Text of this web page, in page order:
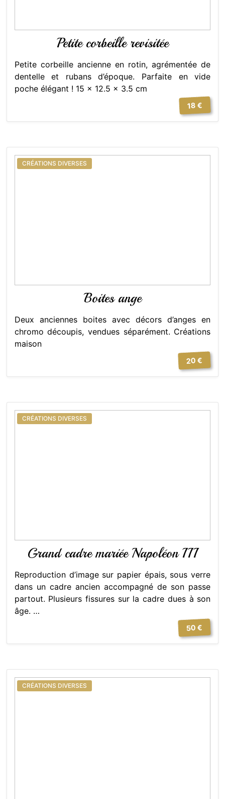
Petite corbeille revisitée
Petite corbeille ancienne en rotin, agrémentée de
dentelle et rubans d’époque. Parfaite en vide
poche élégant ! 15 x 12.5 x 3.5 cm
18 €
CRÉATIONS DIVERSES
Boites ange
Deux anciennes boites avec décors d’anges en
chromo découpis, vendues séparément. Créations
maison
20 €
CRÉATIONS DIVERSES
Grand cadre mariée Napoléon III
Reproduction d’image sur papier épais, sous verre
dans un cadre ancien accompagné de son passe
partout. Plusieurs fissures sur la cadre dues à son
âge. …
50 €
CRÉATIONS DIVERSES